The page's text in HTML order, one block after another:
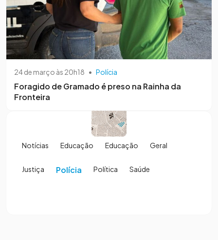
24 de março às 20h18 • Polícia
Foragido de Gramado é preso na Rainha da
Fronteira
Notícias Educação Educação Geral
Justiça Polícia Política Saúde